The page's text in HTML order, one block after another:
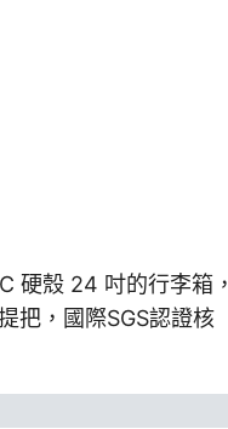
硬殼 24 吋的行李箱，
把，國際SGS認證核